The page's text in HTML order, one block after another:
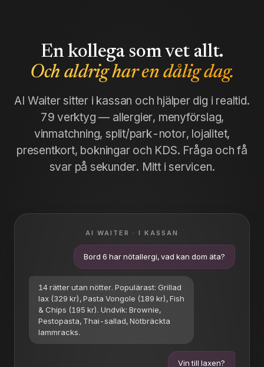
En kollega som vet allt.
Och aldrig har en dålig dag.
AI Waiter sitter i kassan och hjälper dig i realtid.
79 verktyg — allergier, menyförslag,
vinmatchning, split/park-notor, lojalitet,
presentkort, bokningar och KDS. Fråga och få
svar på sekunder. Mitt i servicen.
AI WAITER · I KASSAN
Bord 6 har nötallergi, vad kan dom äta?
14 rätter utan nötter. Populärast: Grillad
lax (329 kr), Pasta Vongole (189 kr), Fish
& Chips (195 kr). Undvik: Brownie,
Pestopasta, Thai-sallad, Nötbräckta
lammracks.
Vin till laxen?